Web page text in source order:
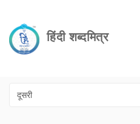
हिंदी शब्दमित्र